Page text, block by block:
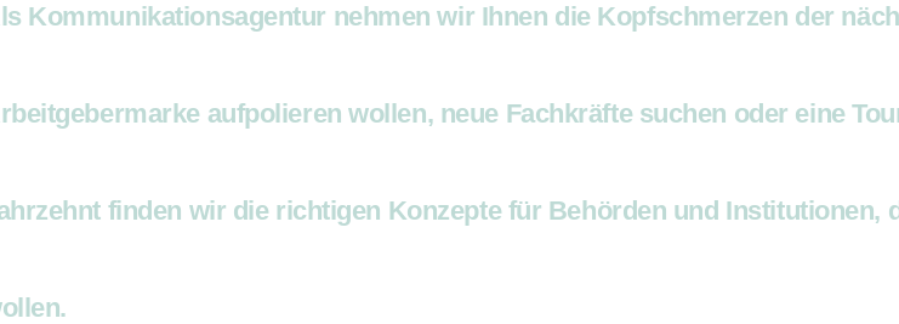
Kommunikationsagentur nehmen wir Ihnen die Kopfschmerzen der
aufpolieren wollen, neue Fachkräfte suchen oder eine
finden wir die richtigen Konzepte für Behörden und